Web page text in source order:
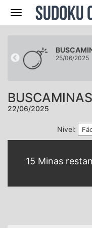
Navegación
25/06/2025
BUSCAMINAS
22/06/2025
Nivel:
15 Minas